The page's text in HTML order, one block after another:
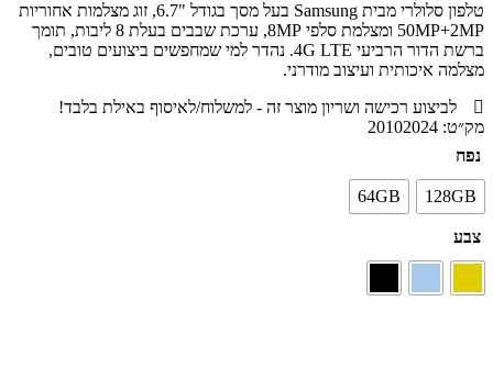
טלפון סלולרי מבית Samsung בעל מסך בגודל "6.7, זוג מצלמות אחוריות
50MP+2MP ומצלמת סלפי 8MP, ערכת שבבים בעלת 8 ליבות, תומך
ברשת הדור הרביעי 4G LTE. נהדר למי שמחפשים ביצועים טובים,
מצלמה איכותית ועיצוב מודרני.
לביצוע רכישה ושריון מוצר זה - למשלוח/לאיסוף באילת בלבד!
מק״ט: 20102024
נפח
128GB
64GB
צבע